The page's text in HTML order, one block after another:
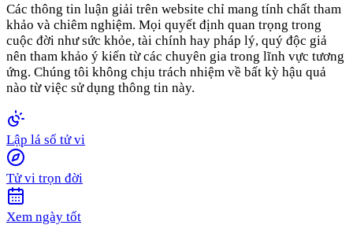
Các thông tin luận giải trên website chỉ mang tính chất tham
khảo và chiêm nghiệm. Mọi quyết định quan trọng trong
cuộc đời như sức khỏe, tài chính hay pháp lý, quý độc giả
nên tham khảo ý kiến từ các chuyên gia trong lĩnh vực tương
ứng. Chúng tôi không chịu trách nhiệm về bất kỳ hậu quả
nào từ việc sử dụng thông tin này.
Lập lá số tử vi
Tử vi trọn đời
Xem ngày tốt